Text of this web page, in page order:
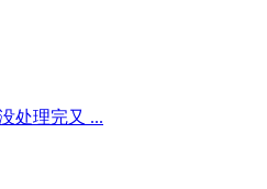
处理完又 ...